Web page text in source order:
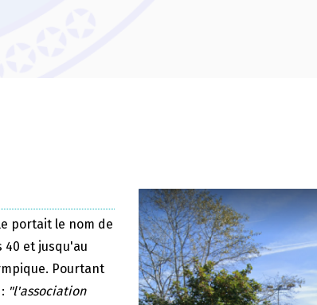
portait le nom de
et jusqu'au
Pourtant
"l'association